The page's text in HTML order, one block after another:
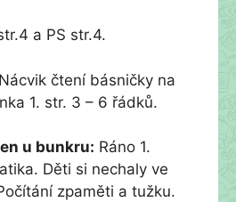
a PS str.4.
čtení básničky na
1. str. 3 – 6 řádků.
u bunkru: Ráno 1.
Děti si nechaly ve
zpaměti a tužku.